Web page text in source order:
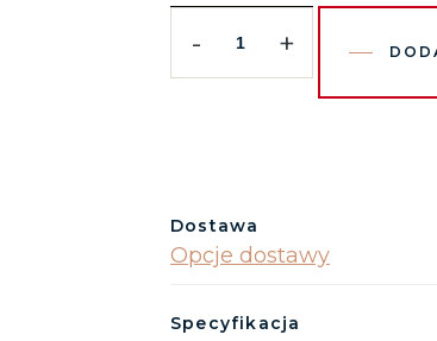
- +
Dostawa
Opcje dostawy
Specyfikacja